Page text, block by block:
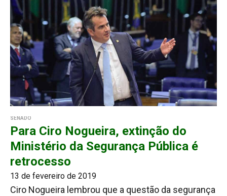
SENADO
Para Ciro Nogueira, extinção do
Ministério da Segurança Pública é
retrocesso
13 de fevereiro de 2019
Ciro Nogueira lembrou que a questão da segurança